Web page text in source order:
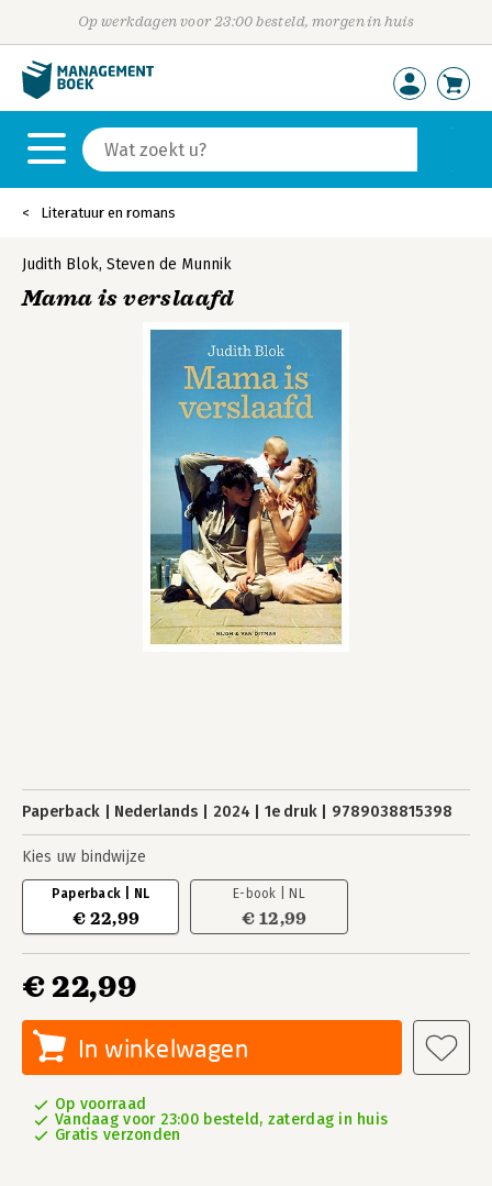
Op werkdagen voor 23:00 besteld, morgen in huis
Literatuur en romans
Judith Blok, Steven de Munnik
Mama is verslaafd
Paperback Nederlands 2024 1e druk 9789038815398
Kies uw bindwijze
Paperback | NL
€ 22,99
E-book | NL
€ 12,99
€ 22,99
In winkelwagen
Op voorraad
Vandaag voor 23:00 besteld, zaterdag in huis
Gratis verzonden